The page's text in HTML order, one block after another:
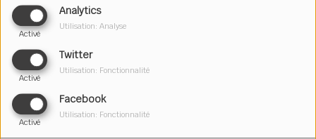
Analytics
Activé
Utilisation: Analyse
Twitter
Activé
Utilisation: Fonctionnalité
Facebook
Activé
Utilisation: Fonctionnalité
Le mardi à 17h05 et le samedi à 9h45.